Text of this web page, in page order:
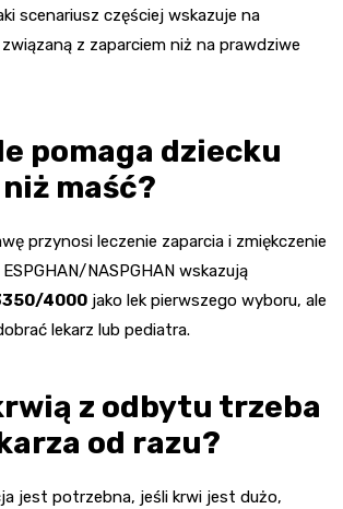
scenariusz częściej wskazuje na
z zaparciem niż na prawdziwe
pomaga dziecku
maść?
przynosi leczenie zaparcia i zmiękczenie
NASPGHAN wskazują
4000 jako lek pierwszego wyboru, ale
lekarz lub pediatra.
z odbytu trzeba
od razu?
jest potrzebna, jeśli krwi jest dużo,